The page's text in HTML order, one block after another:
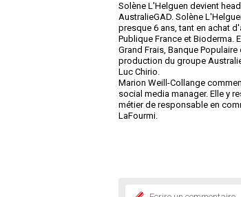
Solène L'Helguen devient
AustralieGAD. Solène
presque 6 ans, tant en achat
Publique France et Bioderma.
Grand Frais, Banque
production du groupe
Luc Chirio.
Marion Weill-Collange
social media manager. Elle y
métier de responsable en
LaFourmi.